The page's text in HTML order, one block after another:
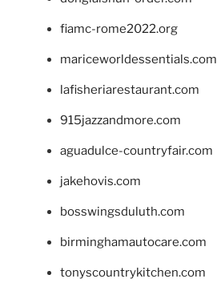
fiamc-rome2022.org
mariceworldessentials.com
lafisheriarestaurant.com
915jazzandmore.com
aguadulce-countryfair.com
jakehovis.com
bosswingsduluth.com
birminghamautocare.com
tonyscountrykitchen.com